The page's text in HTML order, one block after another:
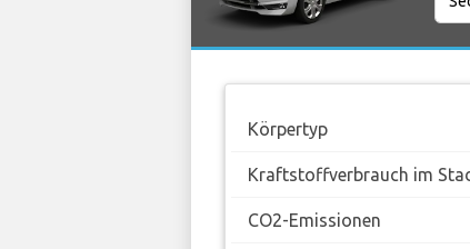
Körpertyp
Kraftstoffverbrauch im
CO2-Emissionen